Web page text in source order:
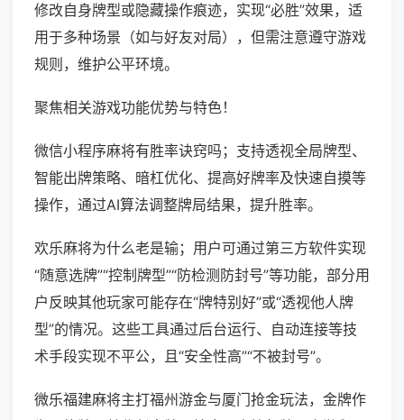
修改自身牌型或隐藏操作痕迹，实现“必胜”效果，适
用于多种场景（如与好友对局），但需注意遵守游戏
规则，维护公平环境。
聚焦相关游戏功能优势与特色！
微信小程序麻将有胜率诀窍吗；支持透视全局牌型、
智能出牌策略、暗杠优化、提高好牌率及快速自摸等
操作，通过AI算法调整牌局结果，提升胜率。
欢乐麻将为什么老是输；用户可通过第三方软件实现
“随意选牌”“控制牌型”“防检测防封号”等功能，部分用
户反映其他玩家可能存在“牌特别好”或“透视他人牌
型”的情况。这些工具通过后台运行、自动连接等技
术手段实现不平公，且“安全性高”“不被封号”。
微乐福建麻将主打福州游金与厦门抢金玩法，金牌作